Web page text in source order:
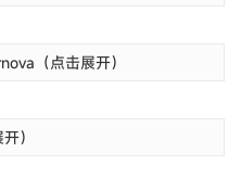
（点击展开）
）